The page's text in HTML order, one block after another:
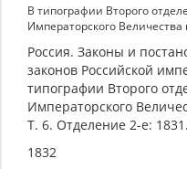
В типографии Второго
Императорского
Россия. Законы и
законов Российской
типографии Второго
Императорского
Т. 6. Отделение 2-е:
1832